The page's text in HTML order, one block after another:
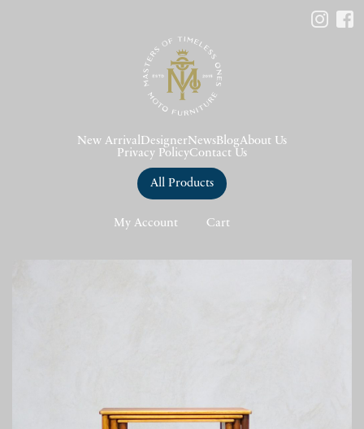
New Arrival DesignerNews BlogAbout Us
Privacy PolicyContact Us
All Products
My Account Cart